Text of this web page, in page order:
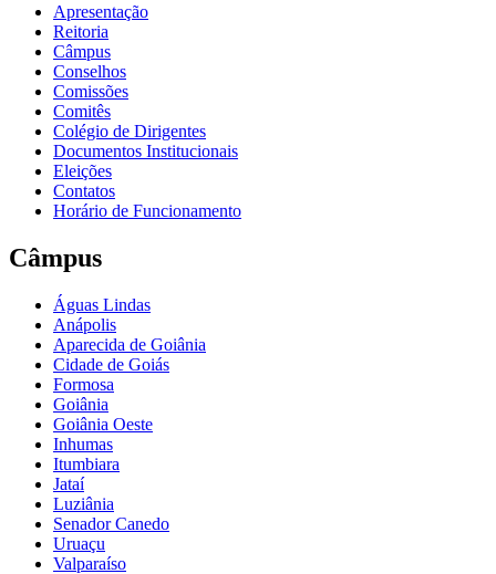
Apresentação
Reitoria
Câmpus
Conselhos
Comissões
Comitês
Colégio de Dirigentes
Documentos Institucionais
Eleições
Contatos
Horário de Funcionamento
Câmpus
Águas Lindas
Anápolis
Aparecida de Goiânia
Cidade de Goiás
Formosa
Goiânia
Goiânia Oeste
Inhumas
Itumbiara
Jataí
Luziânia
Senador Canedo
Uruaçu
Valparaíso